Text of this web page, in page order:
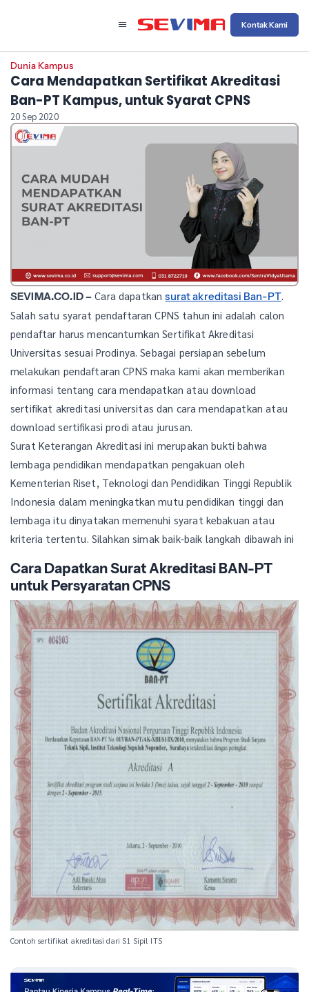
Kontak Kami
Dunia Kampus
Cara Mendapatkan Sertifikat Akreditasi
Ban-PT Kampus, untuk Syarat CPNS
20 Sep 2020
SEVIMA.CO.ID – Cara dapatkansurat akreditasi Ban-PT.
Salah satu syarat pendaftaran CPNS tahun ini adalah calon
pendaftar harus mencantumkan Sertifikat Akreditasi
Universitas sesuai Prodinya. Sebagai persiapan sebelum
melakukan pendaftaran CPNS maka kami akan memberikan
informasi tentang cara mendapatkan atau download
sertifikat akreditasi universitas dan cara mendapatkan atau
download sertifikasi prodi atau jurusan.
Surat Keterangan Akreditasi ini merupakan bukti bahwa
lembaga pendidikan mendapatkan pengakuan oleh
Kementerian Riset, Teknologi dan Pendidikan Tinggi Republik
Indonesia dalam meningkatkan mutu pendidikan tinggi dan
lembaga itu dinyatakan memenuhi syarat kebakuan atau
kriteria tertentu. Silahkan simak baik-baik langkah dibawah ini
Cara Dapatkan Surat Akreditasi BAN-PT
untuk Persyaratan CPNS
Contoh sertifikat akreditasi dari S1 Sipil ITS